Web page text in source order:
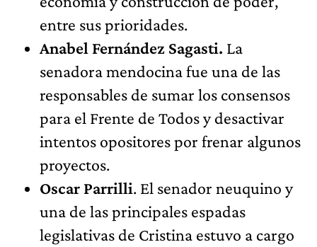
entre sus prioridades.
Anabel Fernández Sagasti. La
senadora mendocina fue una de las
responsables de sumar los consensos
para el Frente de Todos y desactivar
intentos opositores por frenar algunos
proyectos.
Oscar Parrilli. El senador neuquino y
una de las principales espadas
legislativas de Cristina estuvo a cargo